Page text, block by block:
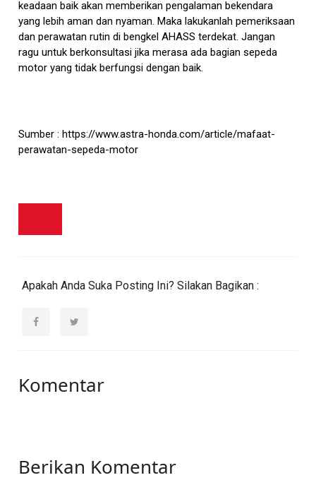
keadaan baik akan memberikan pengalaman bekendara
yang lebih aman dan nyaman. Maka lakukanlah pemeriksaan
dan perawatan rutin di bengkel AHASS terdekat. Jangan
ragu untuk berkonsultasi jika merasa ada bagian sepeda
motor yang tidak berfungsi dengan baik.
Sumber : https://www.astra-honda.com/article/mafaat-
perawatan-sepeda-motor
Apakah Anda Suka Posting Ini? Silakan Bagikan :
Komentar
Berikan Komentar